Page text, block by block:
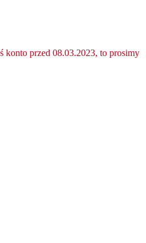
konto przed 08.03.2023, to prosimy